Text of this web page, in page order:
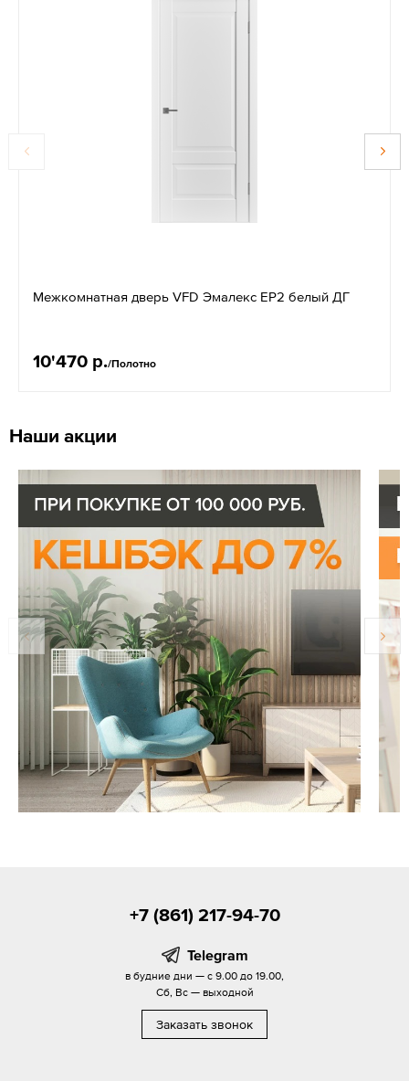
Межкомнатная дверь VFD Эмалекс EР2 белый ДГ
10'470 р./Полотно
Наши акции
+7 (861) 217-94-70
Telegram
в будние дни — с 9.00 до 19.00,
Сб, Вс — выходной
Заказать звонок